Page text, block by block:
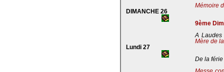
Mémoire
DIMANCHE 26
9ème
A
Mère de
Lundi 27
De la férie